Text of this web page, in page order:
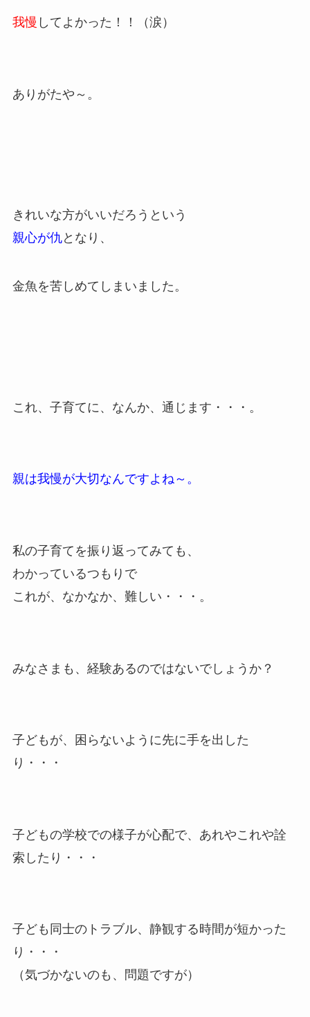
我慢 してよかった！！（涙）
ありがたや～。
きれいな方がいいだろうという
親心が仇となり、
金魚を苦しめてしまいました。
これ、子育てに、なんか、通じます・・・。
親は我慢が大切なんですよね～。
私の子育てを振り返ってみても、
わかっているつもりで
これが、なかなか、難しい・・・。
みなさまも、経験あるのではないでしょうか？
子どもが、困らないように先に手を出した
り・・・
子どもの学校での様子が心配で、あれやこれや詮
索したり・・・
子ども同士のトラブル、静観する時間が短かった
り・・・
（気づかないのも、問題ですが）